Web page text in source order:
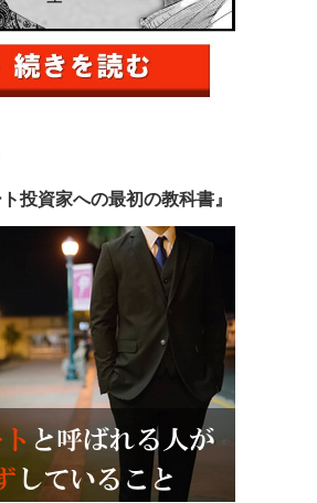
投資家への最初の教科書』